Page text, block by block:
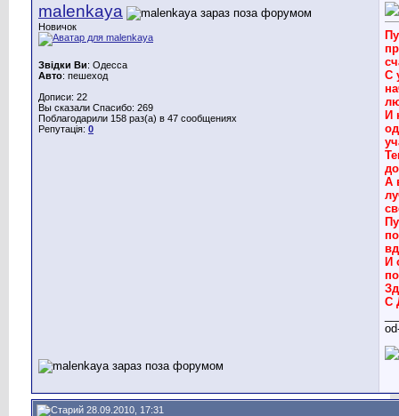
malenkaya
Новичок
Звідки Ви: Одесса
Авто: пешеход
Дописи: 22
Вы сказали Спасибо: 269
Поблагодарили 158 раз(а) в 47 сообщениях
Репутація: 0
С
И
А
И
С
28.09.2010, 17:31